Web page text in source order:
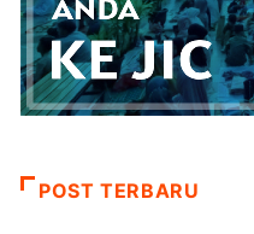
POST TERBARU